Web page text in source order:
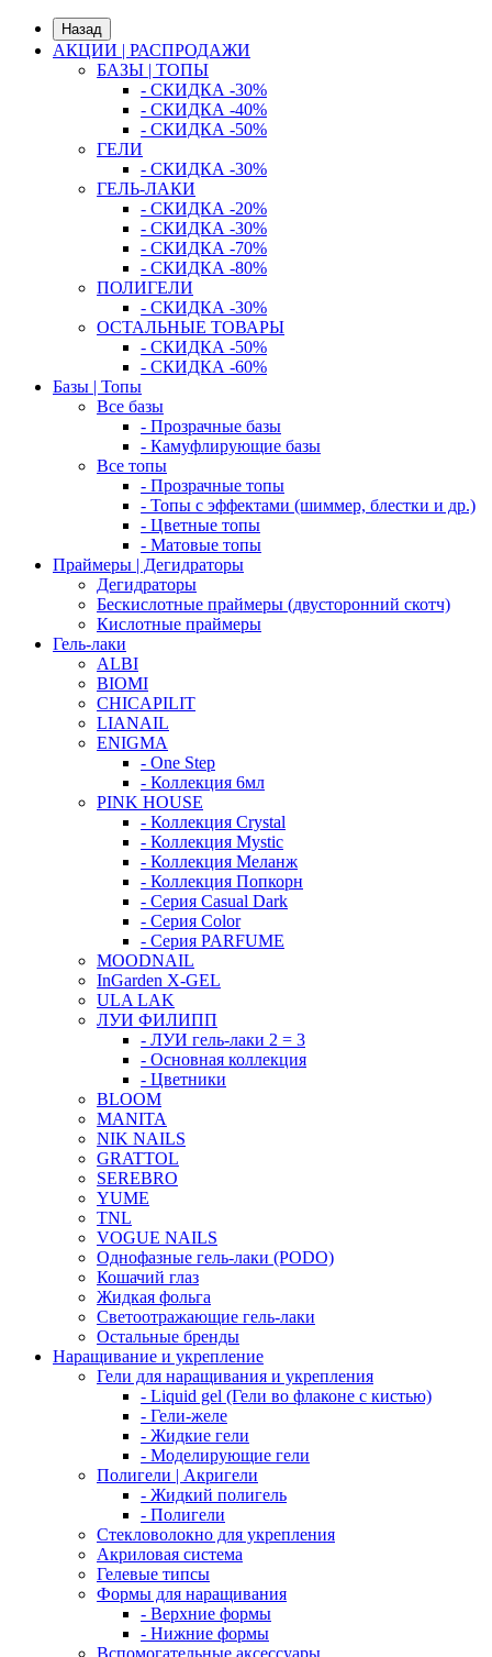
Назад
АКЦИИ | РАСПРОДАЖИ
БАЗЫ | ТОПЫ
- СКИДКА -30%
- СКИДКА -40%
- СКИДКА -50%
ГЕЛИ
- СКИДКА -30%
ГЕЛЬ-ЛАКИ
- СКИДКА -20%
- СКИДКА -30%
- СКИДКА -70%
- СКИДКА -80%
ПОЛИГЕЛИ
- СКИДКА -30%
ОСТАЛЬНЫЕ ТОВАРЫ
- СКИДКА -50%
- СКИДКА -60%
Базы | Топы
Все базы
- Прозрачные базы
- Камуфлирующие базы
Все топы
- Прозрачные топы
- Топы с эффектами (шиммер, блестки и др.)
- Цветные топы
- Матовые топы
Праймеры | Дегидраторы
Дегидраторы
Бескислотные праймеры (двусторонний скотч)
Кислотные праймеры
Гель-лаки
ALBI
BIOMI
CHICAPILIT
LIANAIL
ENIGMA
- One Step
- Коллекция 6мл
PINK HOUSE
- Коллекция Crystal
- Коллекция Mystic
- Коллекция Меланж
- Коллекция Попкорн
- Серия Casual Dark
- Серия Color
- Серия PARFUME
MOODNAIL
InGarden X-GEL
ULA LAK
ЛУИ ФИЛИПП
- ЛУИ гель-лаки 2 = 3
- Основная коллекция
- Цветники
BLOOM
MANITA
NIK NAILS
GRATTOL
SEREBRO
YUME
TNL
VOGUE NAILS
Однофазные гель-лаки (PODO)
Кошачий глаз
Жидкая фольга
Светоотражающие гель-лаки
Остальные бренды
Наращивание и укрепление
Гели для наращивания и укрепления
- Liquid gel (Гели во флаконе с кистью)
- Гели-желе
- Жидкие гели
- Моделирующие гели
Полигели | Акригели
- Жидкий полигель
- Полигели
Стекловолокно для укрепления
Акриловая система
Гелевые типсы
Формы для наращивания
- Верхние формы
- Нижние формы
Вспомогательные аксессуары